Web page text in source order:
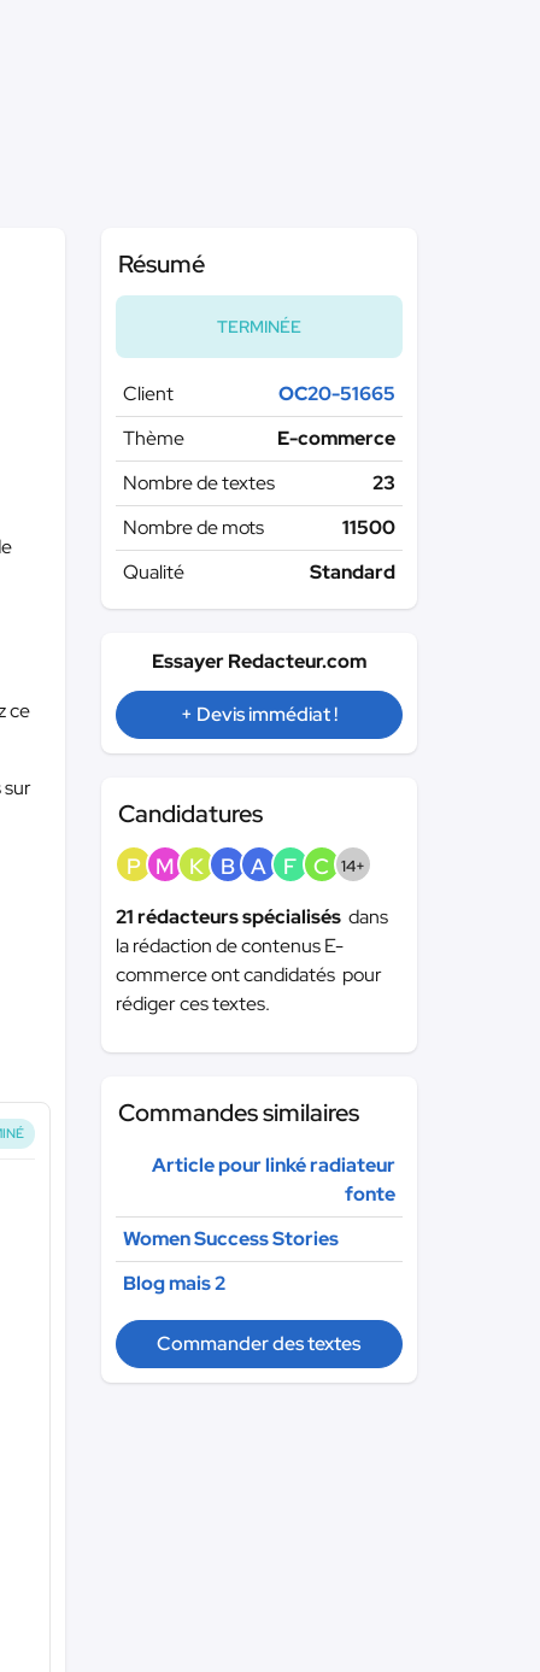
ce
sur
Résumé
TERMINÉE
Client
OC20-51665
Thème
E-commerce
Nombre de textes
23
Nombre de mots
11500
Qualité
Standard
Essayer Redacteur.com
+ Devis immédiat !
Candidatures
P M K B A F C 14+
21 rédacteurs spécialisés dans
la rédaction de contenus E-
commerce ont candidatés pour
rédiger ces textes.
Commandes similaires
Article pour linké radiateur
fonte
Women Success Stories
Blog mais 2
Commander des textes